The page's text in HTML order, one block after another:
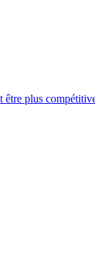
plus